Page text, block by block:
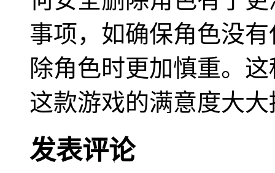
事项，如确保角色没
除角色时更加慎重。
这款游戏的满意度大
发表评论